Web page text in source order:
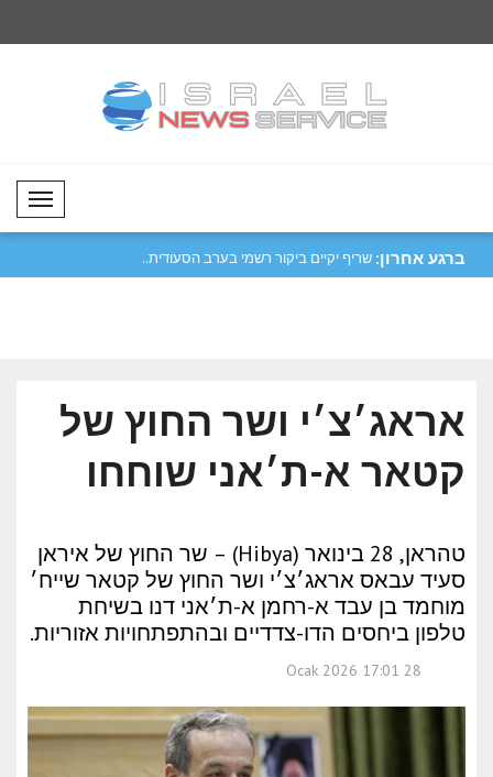
Mobil Menü
ברגע אחרון: שריף יקיים ביקור רשמי בערב הסעודית.. נגרמה בעקבות
אראג׳צ׳י ושר החוץ של
קטאר א-ת׳אני שוחחו
טהראן, 28 בינואר (Hibya) – שר החוץ של איראן
סעיד עבאס אראג׳צ׳י ושר החוץ של קטאר שייח׳
מוחמד בן עבד א-רחמן א-ת׳אני דנו בשיחת
טלפון ביחסים הדו-צדדיים ובהתפתחויות אזוריות.
28 Ocak 2026 17:01